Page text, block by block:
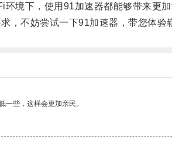
下，使用91加速器都能够带来更加
不妨尝试一下91加速器，带您体验
一些，这样会更加亲民。